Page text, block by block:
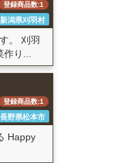
登録商品数:1
潟県刈羽村
。 刈羽
作り...
登録商品数:1
野県松本市
Happy